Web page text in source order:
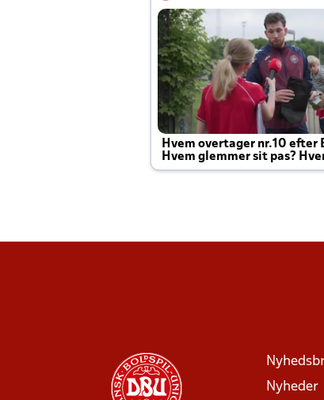
Hvem overtager nr.10 efter
Hvem glemmer sit pas?
Joachim altid til efter
Nyheder